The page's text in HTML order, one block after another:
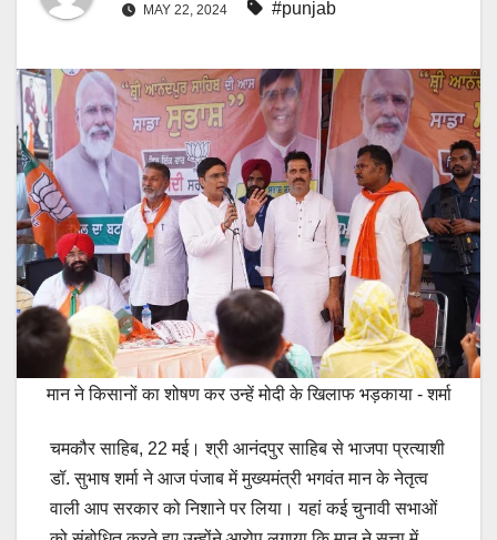
MAY 22, 2024 #punjab
मान ने किसानों का शोषण कर उन्हें मोदी के खिलाफ भड़काया - शर्मा
चमकौर साहिब, 22 मई। श्री आनंदपुर साहिब से भाजपा प्रत्याशी
डॉ. सुभाष शर्मा ने आज पंजाब में मुख्यमंत्री भगवंत मान के नेतृत्व
वाली आप सरकार को निशाने पर लिया। यहां कई चुनावी सभाओं